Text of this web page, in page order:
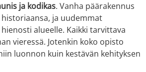
ja kodikas. Vanha päärakennus
ja uudemmat
alueelle. Kaikki tarvittava
vieressä. Jotenkin koko opisto
luonnon kuin kestävän kehityksen